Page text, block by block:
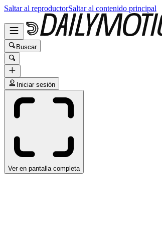
Saltar al reproductorSaltar al contenido principal
Buscar
Iniciar sesión
Ver en pantalla completa